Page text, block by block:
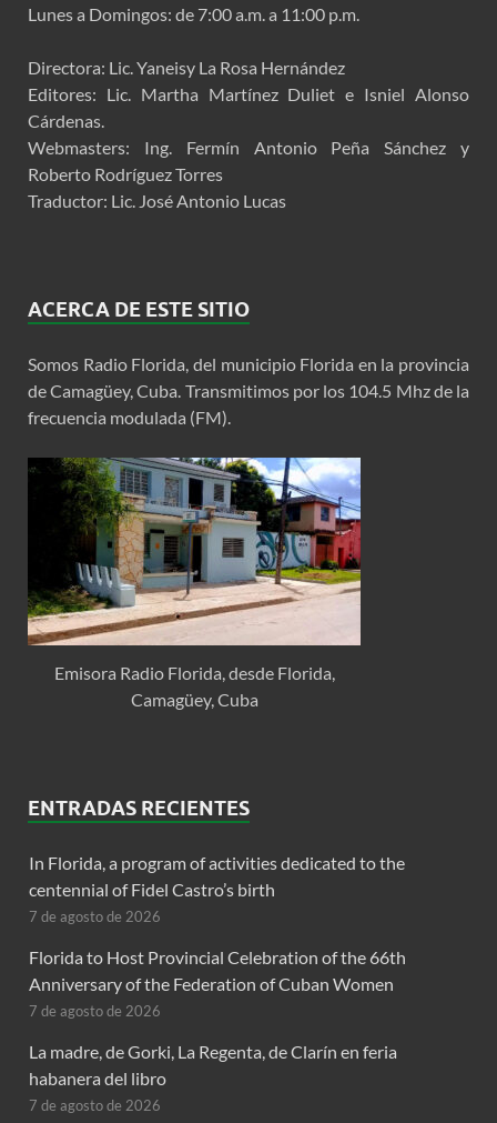
Lunes a Domingos: de 7:00 a.m. a 11:00 p.m.
Directora: Lic. Yaneisy La Rosa Hernández
Editores: Lic. Martha Martínez Duliet e Isniel Alonso
Cárdenas.
Webmasters: Ing. Fermín Antonio Peña Sánchez y
Roberto Rodríguez Torres
Traductor: Lic. José Antonio Lucas
ACERCA DE ESTE SITIO
Somos Radio Florida, del municipio Florida en la provincia
de Camagüey, Cuba. Transmitimos por los 104.5 Mhz de la
frecuencia modulada (FM).
Emisora Radio Florida, desde Florida,
Camagüey, Cuba
ENTRADAS RECIENTES
In Florida, a program of activities dedicated to the
centennial of Fidel Castro’s birth
7 de agosto de 2026
Florida to Host Provincial Celebration of the 66th
Anniversary of the Federation of Cuban Women
7 de agosto de 2026
La madre, de Gorki, La Regenta, de Clarín en feria
habanera del libro
7 de agosto de 2026